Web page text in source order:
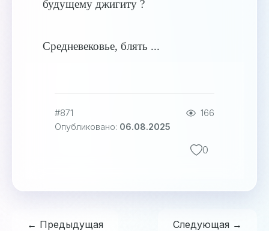
будущему джигиту ?
Средневековье, блять ...
#871
166
Опубликовано: 06.08.2025
0
← Предыдущая Следующая →